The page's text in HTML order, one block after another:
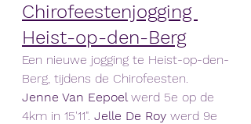
Chirofeestenjogging
Heist-op-den-Berg
Een nieuwe jogging te Heist-op-den-
Berg, tijdens de Chirofeesten.
Jenne Van Eepoel werd 5e op de
4km in 15'11". Jelle De Roy werd 9e